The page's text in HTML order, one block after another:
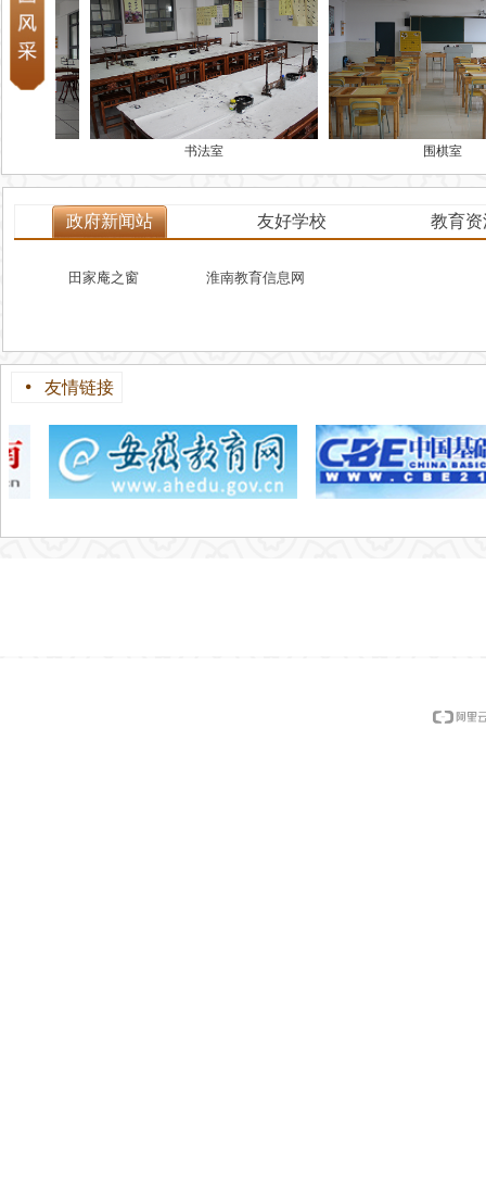
政府新闻站 友好学校 教育
田家庵之窗 淮南教育信息网
넸 友情链接